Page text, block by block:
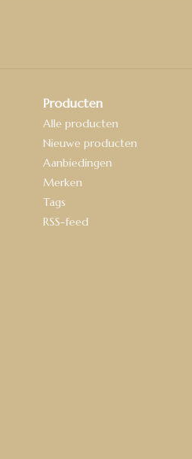
Producten
Alle producten
Nieuwe producten
Aanbiedingen
Merken
Tags
RSS-feed